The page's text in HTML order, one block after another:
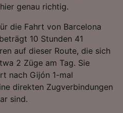
genau richtig.
die Fahrt von Barcelona
10 Stunden 41
auf dieser Route, die sich
2 Züge am Tag. Sie
nach Gijón 1-mal
direkten Zugverbindungen
sind.